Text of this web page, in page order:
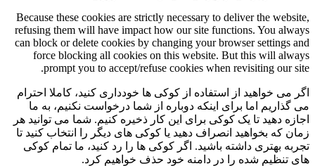
Because these cookies are strictly necessary to deliver the website,
refusing them will have impact how our site functions. You always
can block or delete cookies by changing your browser settings and
force blocking all cookies on this website. But this will always
prompt you to accept/refuse cookies when revisiting our site.
اگر می خواهید از استفاده از کوکی ها خودداری کنید، کاملا احترام
می گذاریم اما برای اینکه دوباره از شما درخواست نکنیم، به ما
اجازه دهید تا یک کوکی برای این کار ذخیره کنیم. شما می توانید هر
زمان که بخواهید انصراف دهید یا کوکی های دیگر را انتخاب کنید تا
تجربه بهتری داشته باشید. اگر کوکی ها را رد کنید، ما تمام کوکی
های تنظیم شده را در دامنه خود حذف خواهیم کرد.